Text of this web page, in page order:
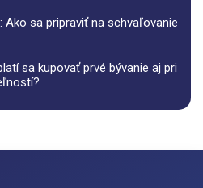
Ako sa pripraviť na schvaľovanie
sa kupovať prvé bývanie aj pri